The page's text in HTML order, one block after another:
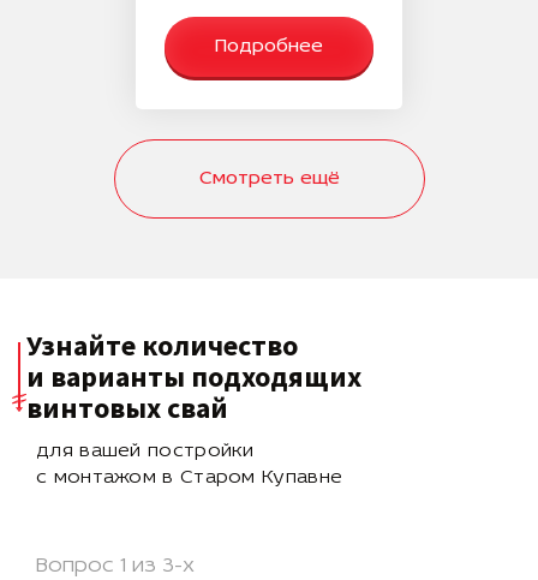
Подробнее
Смотреть ещё
Узнайте количество
и варианты подходящих
винтовых свай
для вашей постройки
с монтажом в Старом Купавне
Вопрос 1 из 3-х